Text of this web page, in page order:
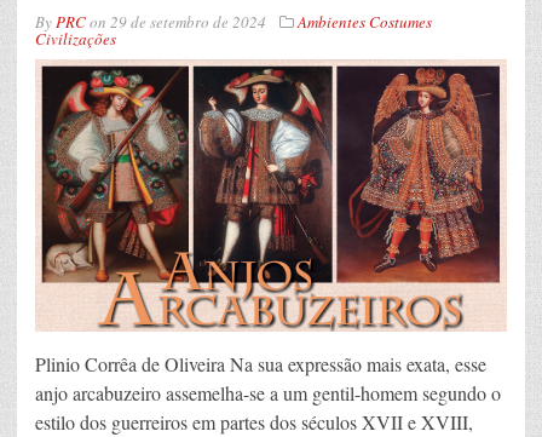
ByPRCon 29 de setembro de 2024 Ambientes Costumes
Civilizações
Plinio Corrêa de Oliveira Na sua expressão mais exata, esse
anjo arcabuzeiro assemelha-se a um gentil-homem segundo o
estilo dos guerreiros em partes dos séculos XVII e XVIII,